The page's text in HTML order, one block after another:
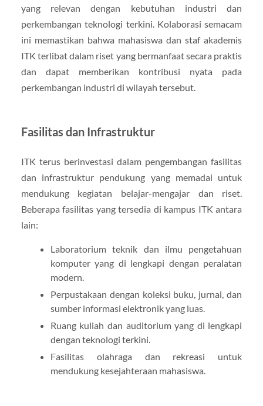
yang relevan dengan kebutuhan industri dan
perkembangan teknologi terkini. Kolaborasi semacam
ini memastikan bahwa mahasiswa dan staf akademis
ITK terlibat dalam riset yang bermanfaat secara praktis
dan dapat memberikan kontribusi nyata pada
perkembangan industri di wilayah tersebut.
Fasilitas dan Infrastruktur
ITK terus berinvestasi dalam pengembangan fasilitas
dan infrastruktur pendukung yang memadai untuk
mendukung kegiatan belajar-mengajar dan riset.
Beberapa fasilitas yang tersedia di kampus ITK antara
lain:
Laboratorium teknik dan ilmu pengetahuan
komputer yang di lengkapi dengan peralatan
modern.
Perpustakaan dengan koleksi buku, jurnal, dan
sumber informasi elektronik yang luas.
Ruang kuliah dan auditorium yang di lengkapi
dengan teknologi terkini.
Fasilitas olahraga dan rekreasi untuk
mendukung kesejahteraan mahasiswa.